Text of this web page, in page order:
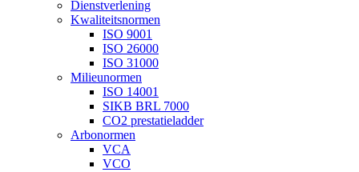
Dienstverlening
Kwaliteitsnormen
ISO 9001
ISO 26000
ISO 31000
Milieunormen
ISO 14001
SIKB BRL 7000
CO2 prestatieladder
Arbonormen
VCA
VCO